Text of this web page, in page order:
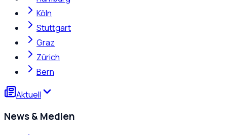
Köln
Stuttgart
Graz
Zürich
Bern
Aktuell
News & Medien